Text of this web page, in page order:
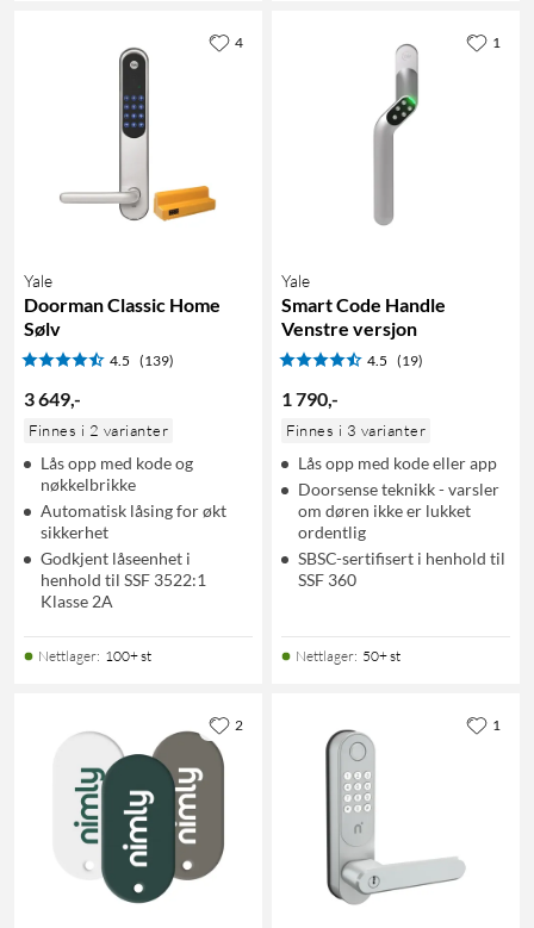
Yale
Doorman Classic Home
Sølv
4.5 (139)
3 649,-
Finnes i 2 varianter
Lås opp med kode og
nøkkelbrikke
Automatisk låsing for økt
sikkerhet
Godkjent låseenhet i
henhold til SSF 3522:1
Klasse 2A
Nettlager: 100+ st
4
Yale
Smart Code Handle
Venstre versjon
4.5 (19)
1 790,-
Finnes i 3 varianter
Lås opp med kode eller app
Doorsense teknikk - varsler
om døren ikke er lukket
ordentlig
SBSC-sertifisert i henhold til
SSF 360
Nettlager: 50+ st
1
2 1